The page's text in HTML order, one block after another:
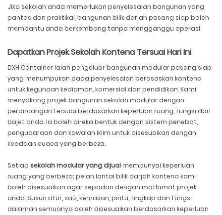
Jika sekolah anda memerlukan penyelesaian bangunan yang
pantas dan praktikal, bangunan bilik darjah pasang siap boleh
membantu anda berkembang tanpa mengganggu operasi.
Dapatkan Projek Sekolah Kontena Tersuai Hari Ini
DXH Container ialah pengeluar bangunan modular pasang siap
yang menumpukan pada penyelesaian berasaskan kontena
untuk kegunaan kediaman, komersial dan pendidikan. Kami
menyokong projek bangunan sekolah modular dengan
perancangan tersuai berdasarkan keperluan ruang, fungsi dan
bajet anda. Ia boleh direka bentuk dengan sistem penebat,
pengudaraan dan kawalan iklim untuk disesuaikan dengan
keadaan cuaca yang berbeza.
Setiap sekolah modular yang dijualmempunyai keperluan
ruang yang berbeza; pelan lantai bilik darjah kontena kami
boleh disesuaikan agar sepadan dengan matlamat projek
anda. Susun atur, saiz, kemasan, pintu, tingkap dan fungsi
dalaman semuanya boleh disesuaikan berdasarkan keperluan